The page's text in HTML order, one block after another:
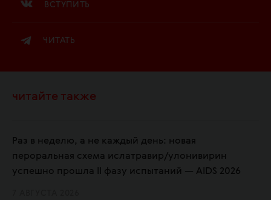
ВСТУПИТЬ
ЧИТАТЬ
читайте также
Раз в неделю, а не каждый день: новая
пероральная схема ислатравир/улонивирин
успешно прошла II фазу испытаний — AIDS 2026